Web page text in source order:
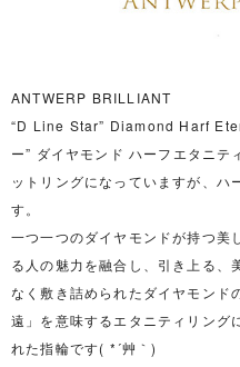
ANTWERP BRILLIANT
“D Line Star” Diamond Harf
ー” ダイヤモンド ハーフエタニ
ットリングになっていますが、ハ
す。
一つ一つのダイヤモンドが持つ美
る人の魅力を融合し、引き上る、
なく敷き詰められたダイヤモンド
遠」を意味するエタニティリング
れた指輪です( *´艸｀)